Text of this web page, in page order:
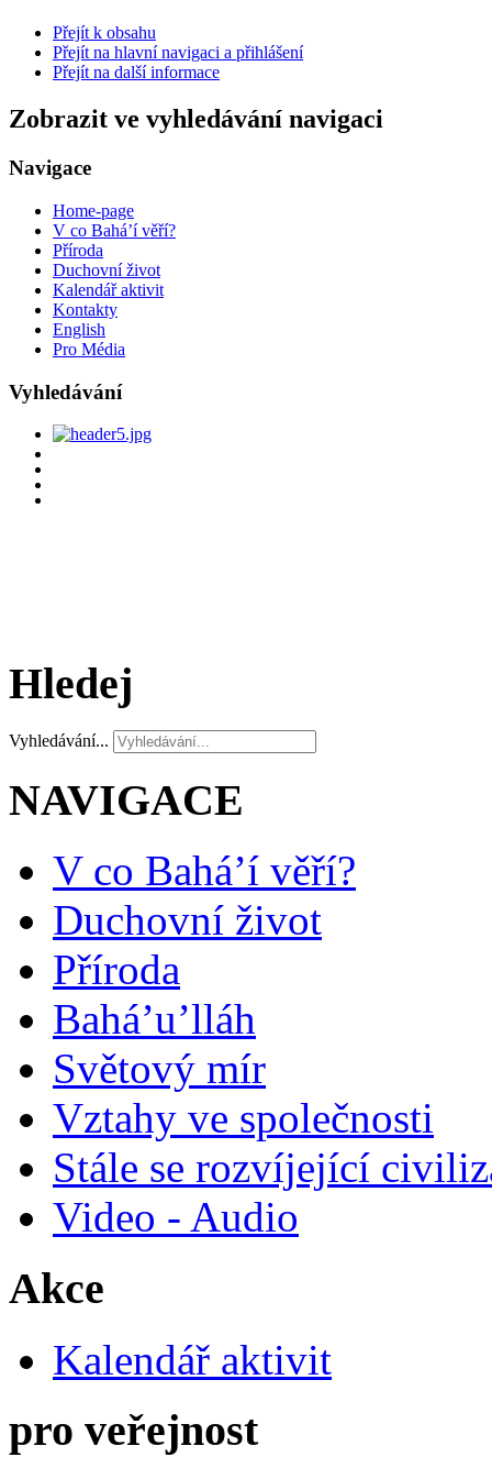
Přejít k obsahu
Přejít na hlavní navigaci a přihlášení
Přejít na další informace
Zobrazit ve vyhledávání navigaci
Navigace
Home-page
V co Bahá’í věří?
Příroda
Duchovní život
Kalendář aktivit
Kontakty
English
Pro Média
Vyhledávání
Hledej
Vyhledávání...
NAVIGACE
V co Bahá’í věří?
Duchovní život
Příroda
Bahá’u’lláh
Světový mír
Vztahy ve společnosti
Stále se rozvíjející
Video - Audio
Akce
Kalendář aktivit
pro veřejnost